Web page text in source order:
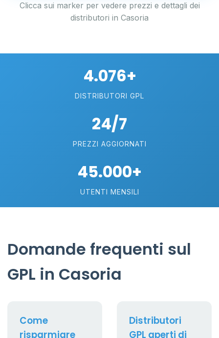
Clicca sui marker per vedere prezzi e dettagli dei
distributori in Casoria
4.076+
DISTRIBUTORI GPL
24/7
PREZZI AGGIORNATI
45.000+
UTENTI MENSILI
Domande frequenti sul
GPL in Casoria
Come
risparmiare
Distributori
GPL aperti di